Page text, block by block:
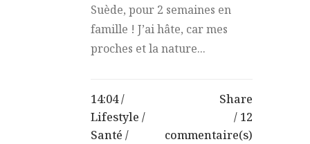
Suède, pour 2 semaines en
famille ! J’ai hâte, car mes
proches et la nature...
14:04 /
Lifestyle /
Santé /
Share
12
commentaire(s)